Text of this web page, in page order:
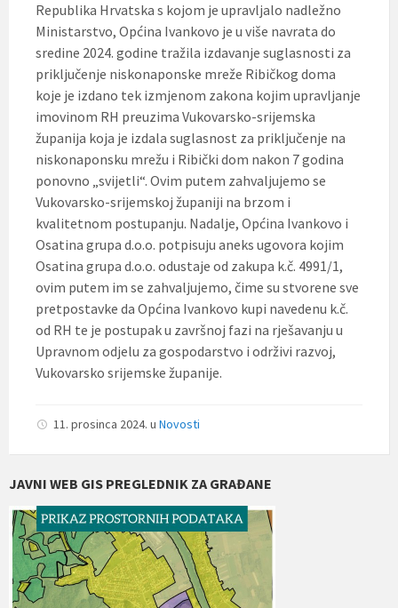
Republika Hrvatska s kojom je upravljalo nadležno
Ministarstvo, Općina Ivankovo je u više navrata do
sredine 2024. godine tražila izdavanje suglasnosti za
priključenje niskonaponske mreže Ribičkog doma
koje je izdano tek izmjenom zakona kojim upravljanje
imovinom RH preuzima Vukovarsko-srijemska
županija koja je izdala suglasnost za priključenje na
niskonaponsku mrežu i Ribički dom nakon 7 godina
ponovno „svijetli“. Ovim putem zahvaljujemo se
Vukovarsko-srijemskoj županiji na brzom i
kvalitetnom postupanju. Nadalje, Općina Ivankovo i
Osatina grupa d.o.o. potpisuju aneks ugovora kojim
Osatina grupa d.o.o. odustaje od zakupa k.č. 4991/1,
ovim putem im se zahvaljujemo, čime su stvorene sve
pretpostavke da Općina Ivankovo kupi navedenu k.č.
od RH te je postupak u završnoj fazi na rješavanju u
Upravnom odjelu za gospodarstvo i održivi razvoj,
Vukovarsko srijemske županije.
11. prosinca 2024. u Novosti
JAVNI WEB GIS PREGLEDNIK ZA GRAĐANE